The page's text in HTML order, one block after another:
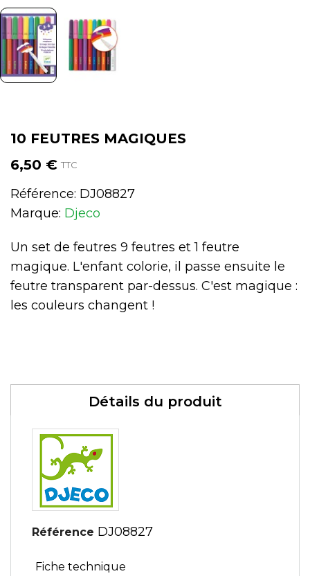
10 FEUTRES MAGIQUES
6,50 € TTC
Référence: DJ08827
Marque: Djeco
Un set de feutres 9 feutres et 1 feutre
magique. L'enfant colorie, il passe ensuite le
feutre transparent par-dessus. C'est magique :
les couleurs changent !
Détails du produit
Référence DJ08827
Fiche technique